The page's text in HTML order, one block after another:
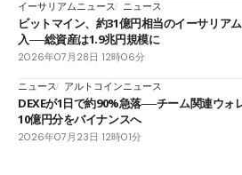
イーサリアムニュース
ニュース
ビットマイン、約31億円相当のイーサリア
入──総資産は1.9兆円規模に
2026年07月28日 12時06分
ニュース アルトコインニュース
DEXEが1日で約90%急落──チーム関連ウォ
10億円分をバイナンスへ
2026年07月23日 12時01分